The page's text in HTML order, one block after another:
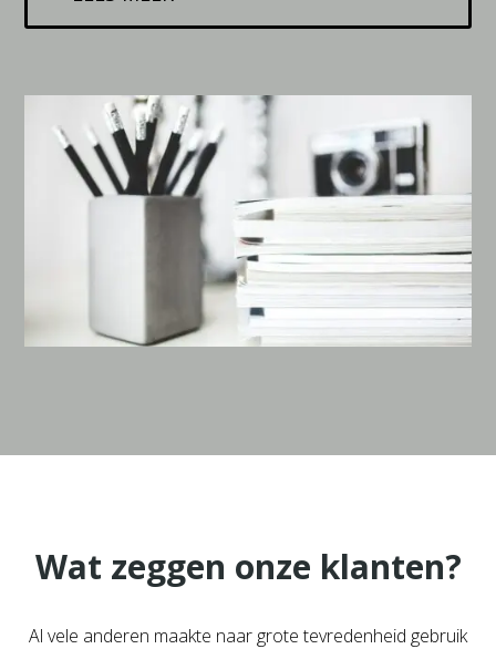
Wat zeggen onze klanten?
Al vele anderen maakte naar grote tevredenheid gebruik